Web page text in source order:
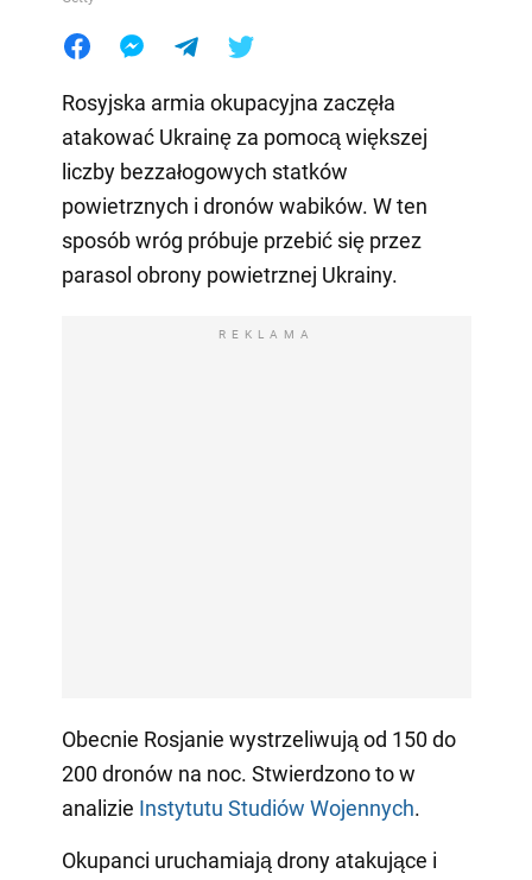
Rosyjska armia okupacyjna zaczęła
atakować Ukrainę za pomocą większej
liczby bezzałogowych statków
powietrznych i dronów wabików. W ten
sposób wróg próbuje przebić się przez
parasol obrony powietrznej Ukrainy.
REKLAMA
Obecnie Rosjanie wystrzeliwują od 150 do
200 dronów na noc. Stwierdzono to w
analizie Instytutu Studiów Wojennych.
Okupanci uruchamiają drony atakujące i